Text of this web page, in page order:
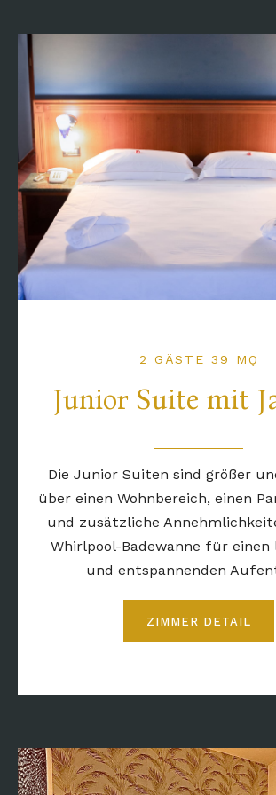
2 GÄSTE 39 MQ
Junior Suite mit
Die Junior Suiten sind größer
über einen Wohnbereich, einen
und zusätzliche
Whirlpool-Badewanne für einen
und entspannenden
ZIMMER DETAIL